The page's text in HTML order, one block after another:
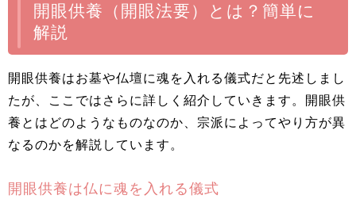
開眼供養（開眼法要）とは？簡単に
解説
開眼供養はお墓や仏壇に魂を入れる儀式だと先述しまし
たが、ここではさらに詳しく紹介していきます。開眼供
養とはどのようなものなのか、宗派によってやり方が異
なるのかを解説しています。
開眼供養は仏に魂を入れる儀式